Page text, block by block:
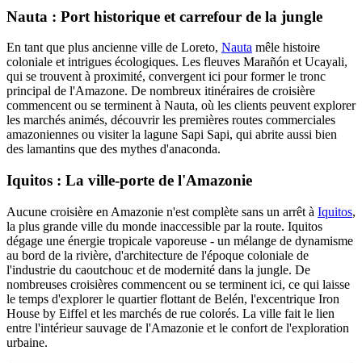
Nauta : Port historique et carrefour de la jungle
En tant que plus ancienne ville de Loreto, Nauta mêle histoire
coloniale et intrigues écologiques. Les fleuves Marañón et Ucayali,
qui se trouvent à proximité, convergent ici pour former le tronc
principal de l'Amazone. De nombreux itinéraires de croisière
commencent ou se terminent à Nauta, où les clients peuvent explorer
les marchés animés, découvrir les premières routes commerciales
amazoniennes ou visiter la lagune Sapi Sapi, qui abrite aussi bien
des lamantins que des mythes d'anaconda.
Iquitos : La ville-porte de l'Amazonie
Aucune croisière en Amazonie n'est complète sans un arrêt à Iquitos,
la plus grande ville du monde inaccessible par la route. Iquitos
dégage une énergie tropicale vaporeuse - un mélange de dynamisme
au bord de la rivière, d'architecture de l'époque coloniale de
l'industrie du caoutchouc et de modernité dans la jungle. De
nombreuses croisières commencent ou se terminent ici, ce qui laisse
le temps d'explorer le quartier flottant de Belén, l'excentrique Iron
House by Eiffel et les marchés de rue colorés. La ville fait le lien
entre l'intérieur sauvage de l'Amazonie et le confort de l'exploration
urbaine.